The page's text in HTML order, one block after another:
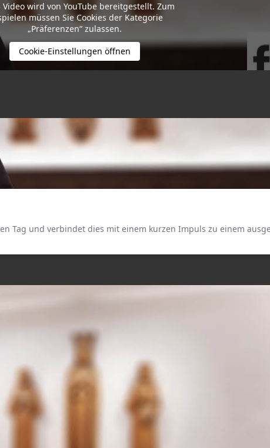
Video wird von YouTube bereitgestellt. Zum
müssen Sie Cookies der Kategorie
„Präferenzen“ zulassen.
Cookie-Einstellungen öffnen
Tag und verbindet dies mit einem kurzen Impuls zu einem